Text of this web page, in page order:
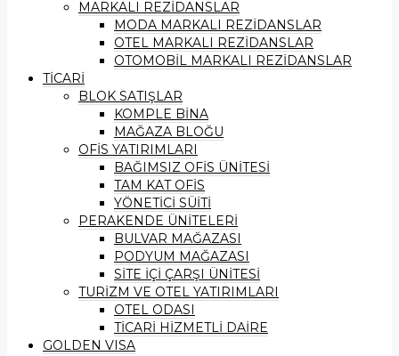
MARKALI REZİDANSLAR
MODA MARKALI REZİDANSLAR
OTEL MARKALI REZİDANSLAR
OTOMOBİL MARKALI REZİDANSLAR
TİCARİ
BLOK SATIŞLAR
KOMPLE BİNA
MAĞAZA BLOĞU
OFİS YATIRIMLARI
BAĞIMSIZ OFİS ÜNİTESİ
TAM KAT OFİS
YÖNETİCİ SÜİTİ
PERAKENDE ÜNİTELERİ
BULVAR MAĞAZASI
PODYUM MAĞAZASI
SİTE İÇİ ÇARŞI ÜNİTESİ
TURİZM VE OTEL YATIRIMLARI
OTEL ODASI
TİCARİ HİZMETLİ DAİRE
GOLDEN VISA